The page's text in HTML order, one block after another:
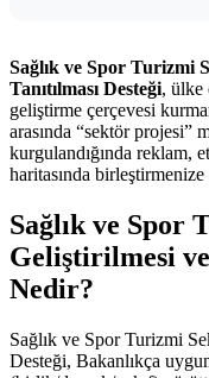
Sağlık ve Spor Turizmi
Tanıtılması Desteği, ülke
geliştirme çerçevesi
arasında “sektör projesi”
kurgulandığında reklam,
haritasında birleştirmenize
Sağlık ve Spor
Geliştirilmesi ve
Nedir?
Sağlık ve Spor Turizmi
Desteği, Bakanlıkça